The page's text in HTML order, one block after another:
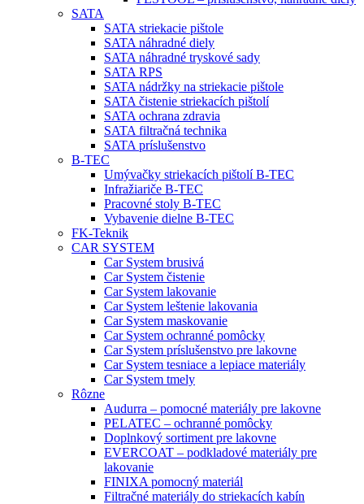
SATA
SATA striekacie pištole
SATA náhradné diely
SATA náhradné tryskové sady
SATA RPS
SATA nádržky na striekacie pištole
SATA čistenie striekacích pištolí
SATA ochrana zdravia
SATA filtračná technika
SATA príslušenstvo
B-TEC
Umývačky striekacích pištolí B-TEC
Infražiariče B-TEC
Pracovné stoly B-TEC
Vybavenie dielne B-TEC
FK-Teknik
CAR SYSTEM
Car System brusivá
Car System čistenie
Car System lakovanie
Car System leštenie lakovania
Car System maskovanie
Car System ochranné pomôcky
Car System príslušenstvo pre lakovne
Car System tesniace a lepiace materiály
Car System tmely
Rôzne
Audurra – pomocné materiály pre lakovne
PELATEC – ochranné pomôcky
Doplnkový sortiment pre lakovne
EVERCOAT – podkladové materiály pre
lakovanie
FINIXA pomocný materiál
Filtračné materiály do striekacích kabín